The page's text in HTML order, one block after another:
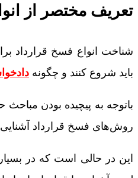
تعریف مختصر از
شناخت انواع فسخ قرارداد
باید شروع کنند و چگونه
با­توجه ­به پیچیده بودن
روش‌های فسخ قرارداد آشنایی
این در حالی است که در